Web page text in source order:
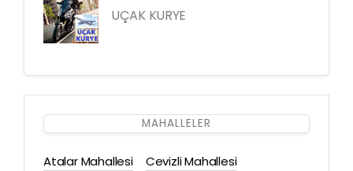
UÇAK KURYE
MAHALLELER
Atalar Mahallesi
Cevizli Mahallesi